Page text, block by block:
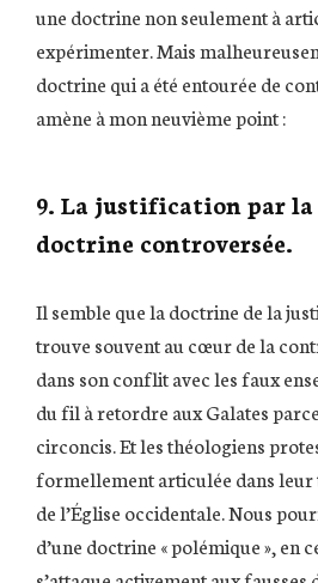
une doctrine non seulement à
expérimenter. Mais
doctrine qui a été entourée de
amène à mon neuvième point :
9. La justification par la
doctrine controversée.
Il semble que la doctrine de la
trouve souvent au cœur de la
dans son conflit avec les faux
du fil à retordre aux Galates
circoncis. Et les théologiens
formellement articulée dans
de l’Église occidentale. Nous
d’une doctrine « polémique », en